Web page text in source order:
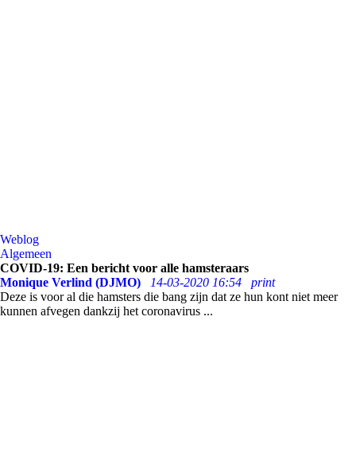
Weblog
Algemeen
COVID-19: Een bericht voor alle hamsteraars
Monique Verlind (DJMO)
14-03-2020 16:54
print
Deze is voor al die hamsters die bang zijn dat ze hun kont niet meer
kunnen afvegen dankzij het coronavirus ...